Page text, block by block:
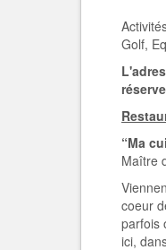
Golf,
“Ma
Maître
coeur
parfois
ici,